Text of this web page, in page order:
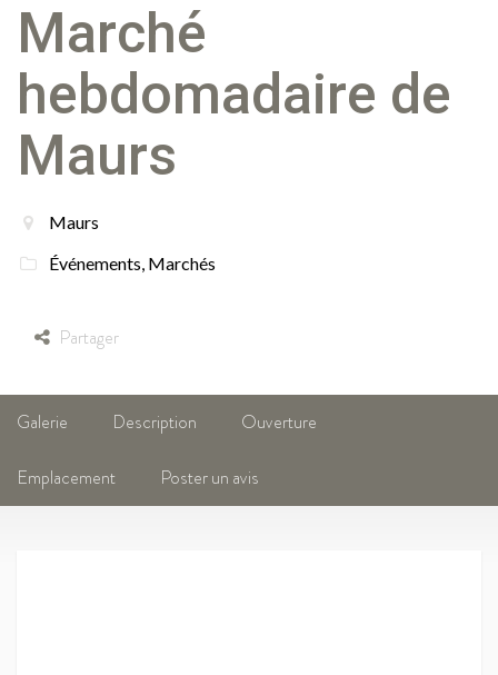
Marché
hebdomadaire de
Maurs
Maurs
Événements, Marchés
Partager
Galerie Description Ouverture
Emplacement Poster un avis